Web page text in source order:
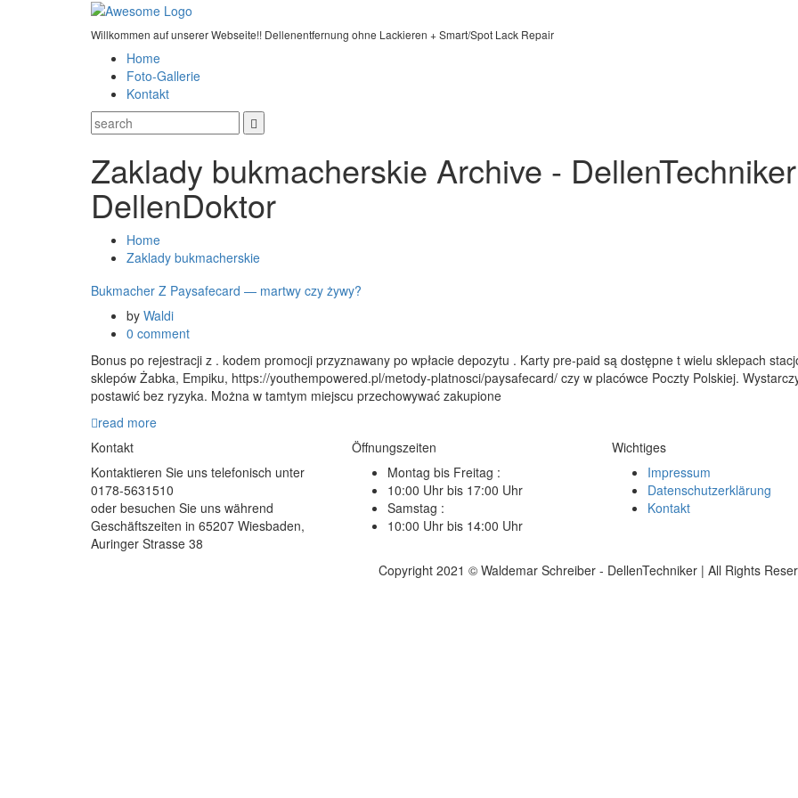
Willkommen auf unserer Webseite!! Dellenentfernung ohne Lackieren + Smart/Spot Lack Repair
Home
Foto-Gallerie
Kontakt
Zaklady bukmacherskie Archive -
DellenDoktor
Home
Zaklady bukmacherskie
Bukmacher Z Paysafecard — martwy czy żywy?
by Waldi
0 comment
Bonus po rejestracji z . kodem promocji przyznawany po wpłacie depozytu . Karty pre-paid są dostępne t wielu sklepach
sklepów Żabka, Empiku, https://youthempowered.pl/metody-platnosci/paysafecard/ czy w placówce Poczty Polskiej.
postawić bez ryzyka. Można w tamtym miejscu przechowywać zakupione
read more
Kontakt
Kontaktieren Sie uns telefonisch unter
0178-5631510
oder besuchen Sie uns während
Geschäftszeiten in 65207 Wiesbaden,
Auringer Strasse 38
Öffnungszeiten
Montag bis Freitag :
10:00 Uhr bis 17:00 Uhr
Samstag :
10:00 Uhr bis 14:00 Uhr
Wichtiges
Impressum
Datenschutzerklärung
Kontakt
Copyright 2021 © Waldemar Schreiber - DellenTechniker | All Rights